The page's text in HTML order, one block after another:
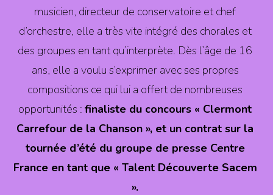
musicien, directeur de conservatoire et chef
d’orchestre, elle a très vite intégré des chorales et
des groupes en tant qu’interprète. Dès l’âge de 16
ans, elle a voulu s’exprimer avec ses propres
compositions ce qui lui a offert de nombreuses
opportunités : finaliste du concours « Clermont
Carrefour de la Chanson », et un contrat sur la
tournée d’été du groupe de presse Centre
France en tant que « Talent Découverte Sacem
».